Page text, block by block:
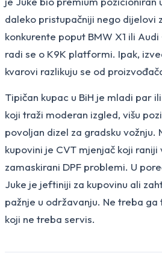
daleko pristupačniji nego dijelovi
konkurente poput BMW X1 ili
radi se o K9K platformi. Ipak,
kvarovi razlikuju se od
Tipičan kupac u BiH je mladi par
koji traži moderan izgled, višu
povoljan dizel za gradsku vožnju.
kupovini je CVT mjenjač koji
zamaskirani DPF problemi. U
Juke je jeftiniji za kupovinu ali
pažnje u održavanju. Ne treba
koji ne treba servis.